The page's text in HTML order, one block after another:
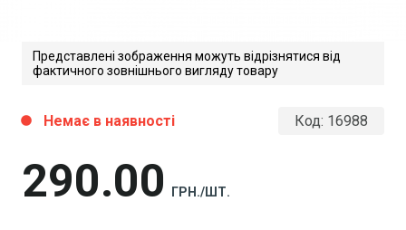
Представлені зображення можуть відрізнятися від
фактичного зовнішнього вигляду товару
Код: 16988
290 00 ГРН./ШТ.
circle Немає в наявності